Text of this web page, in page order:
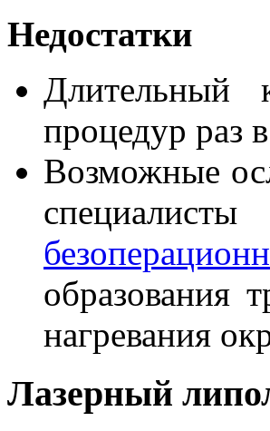
Недостатки
Длительный
процедур раз
Возможные
специалисты
образования
нагревания
Лазерный